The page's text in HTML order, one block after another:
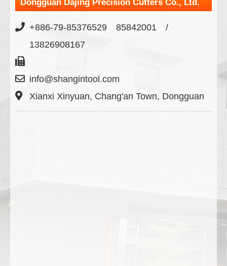
Dongguan Dajing Precision Cutters Co., Ltd.
+886-79-85376529 85842001 /
13826908167
info@shangintool.com
Xianxi Xinyuan, Chang'an Town, Dongguan